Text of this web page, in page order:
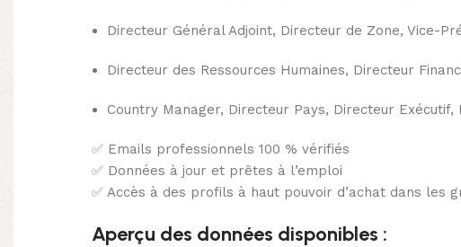
Directeur Général Adjoint, Directeur de Zone, Vice-
Directeur des Ressources Humaines, Directeur
Country Manager, Directeur Pays, Directeur Exécutif,
✅ Emails professionnels 100 % vérifiés
✅ Données à jour et prêtes à l’emploi
✅ Accès à des profils à haut pouvoir d’achat dans les
Aperçu des données disponibles :